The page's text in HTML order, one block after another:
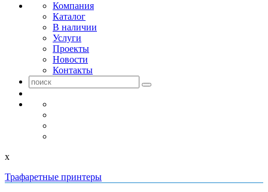
Компания
Каталог
В наличии
Услуги
Проекты
Новости
Контакты
x
Трафаретные принтеры